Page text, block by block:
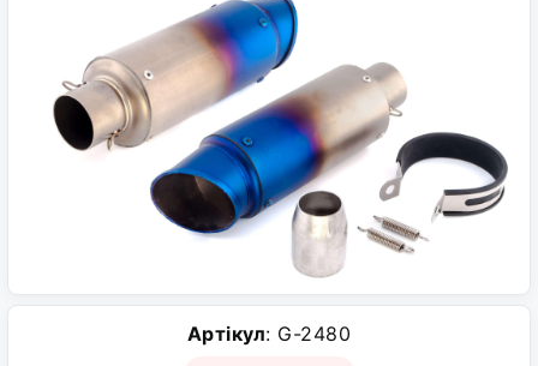
Артікул: G-2480